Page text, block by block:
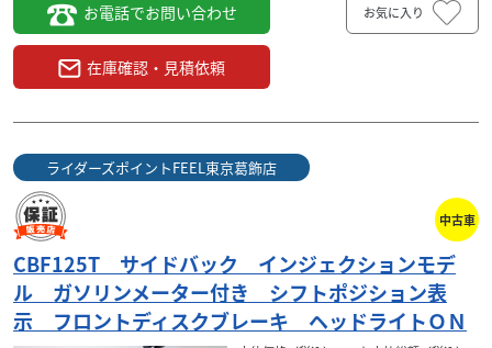
ホンダ
CGX150 カフェレーサースタイル ＡＢＳ チューブ
本体価格:34.30万円（税込）
ＣＧＸ１５０は、排気量１４９ｃｃの空冷単気筒エンジン
を、クラシックなデザインの車体に搭載しています！ミッ
ションは５段リターン式で、前後ともディスクブレーキ...
お電話でお問い合わせ
在庫確認・見積依頼
お気に入り
ライダーズポイントFEEL東京葛飾店
中古車
CBF125T サイドバック インジェクションモデ
ル ガソリンメーター付き シフトポジション表
示 フロントディスクブレーキ ヘッドライトＯＮ